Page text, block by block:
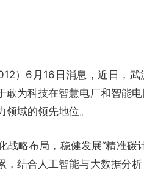
）6月16日消息，近日，
敢为科技在智慧电厂和智能
域的领先地位。
战略布局，稳健发展“精准
，结合人工智能与大数据分